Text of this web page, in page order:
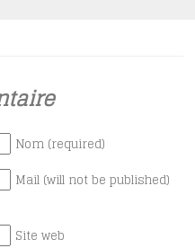
Nom (required)
Mail (will not be published)
Site web